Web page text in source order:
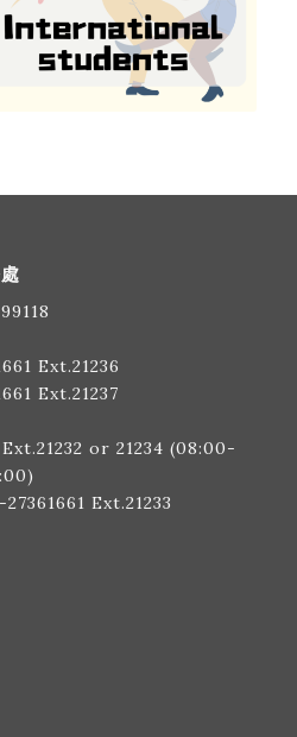
Ext.21236
Ext.21237
Ext.21232 or 21234 (08:00-
Ext.21233